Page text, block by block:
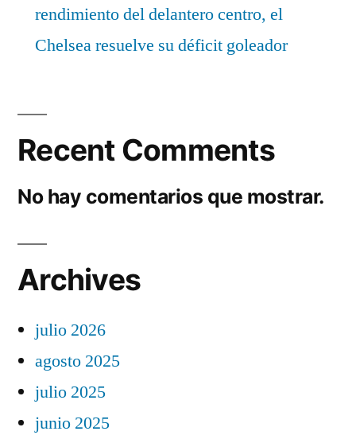
rendimiento del delantero centro, el
Chelsea resuelve su déficit goleador
Recent Comments
No hay comentarios que mostrar.
Archives
julio 2026
agosto 2025
julio 2025
junio 2025